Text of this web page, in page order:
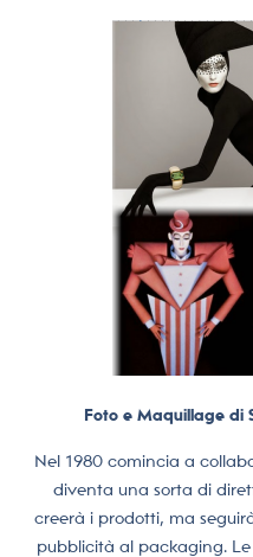
Foto e Maquillage di
Nel 1980 comincia a
diventa una sorta di
creerà i prodotti, ma
pubblicità al packaging.